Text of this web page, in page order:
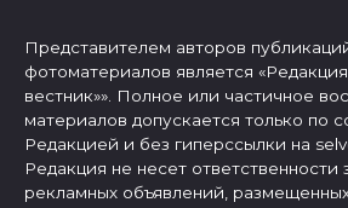
Представителем авторов
фотоматериалов является
вестник»». Полное или частичное
материалов допускается только по
Редакцией и без гиперссылки на
Редакция не несет ответственности
рекламных объявлений,